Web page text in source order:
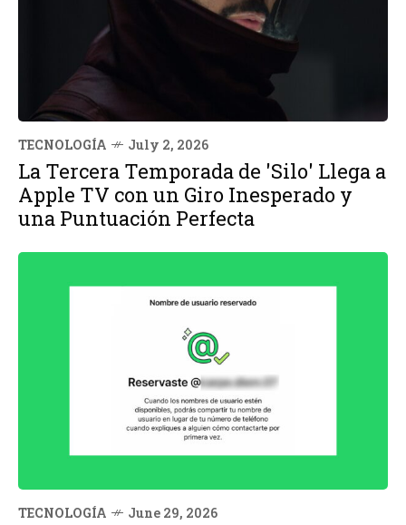
TECNOLOGÍA July 2, 2026
La Tercera Temporada de 'Silo' Llega a
Apple TV con un Giro Inesperado y
una Puntuación Perfecta
TECNOLOGÍA June 29, 2026